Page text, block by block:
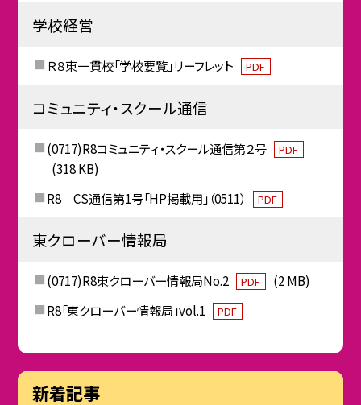
学校経営
Ｒ８東一貫校「学校要覧」リーフレット PDF
コミュニティ・スクール通信
(0717)R8コミュニティ・スクール通信第２号 PDF
(318 KB)
R8 CS通信第1号「HP掲載用」（0511）
PDF
東クローバー情報局
(0717)R8東クローバー情報局No.2 PDF
(2 MB)
R8「東クローバー情報局」vol.1
PDF
新着記事